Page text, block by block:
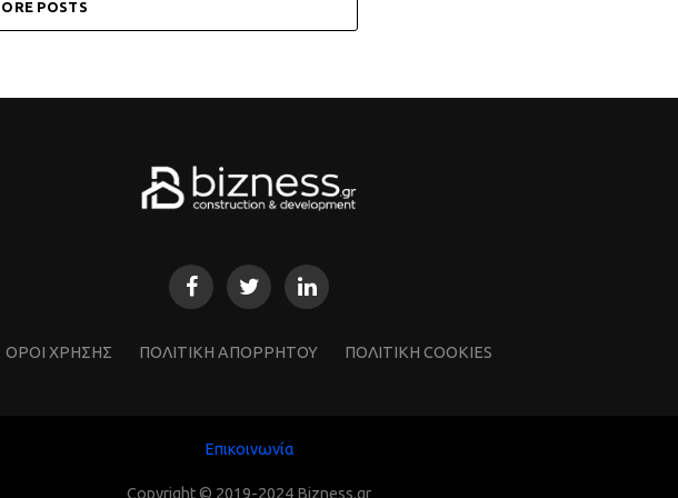
POSTS
ΌΡΟΙ ΧΡΗΣΗΣ ΠΟΛΙΤΙΚΗ ΑΠΟΡΡΗΤΟΥ ΠΟΛΙΤΙΚΗ COOKIES
Επικοινωνία
Copyright © 2019-2024 Bizness.gr